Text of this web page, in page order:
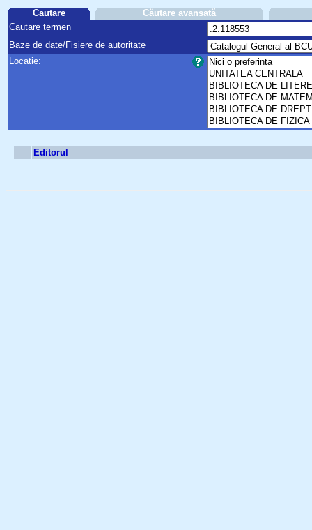
Cautare
Căutare avansată
Cautare termen
Baze de date/Fisiere de autoritate
Locatie:
Editorul